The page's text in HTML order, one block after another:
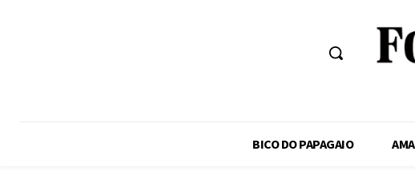
BICO DO PAPAGAIO